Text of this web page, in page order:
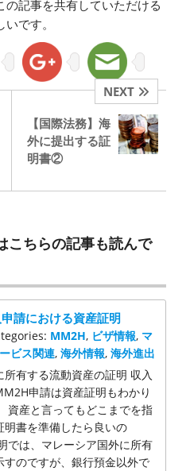
の記事を共有していただける
いです。
NEXT
【国際法務】海
外に提出する証
明書②
こちらの記事も読んで
請における資産証明
MM2H, ビザ情報, マ
ビス関連,海外情報,海外進出
所有する流動資産の証明 収入
申請は資産証明もわかり
資産と言ってもどこまでを指
明書を準備したら良いの
では、マレーシア国外に所有
すのですが、銀行預金以外で